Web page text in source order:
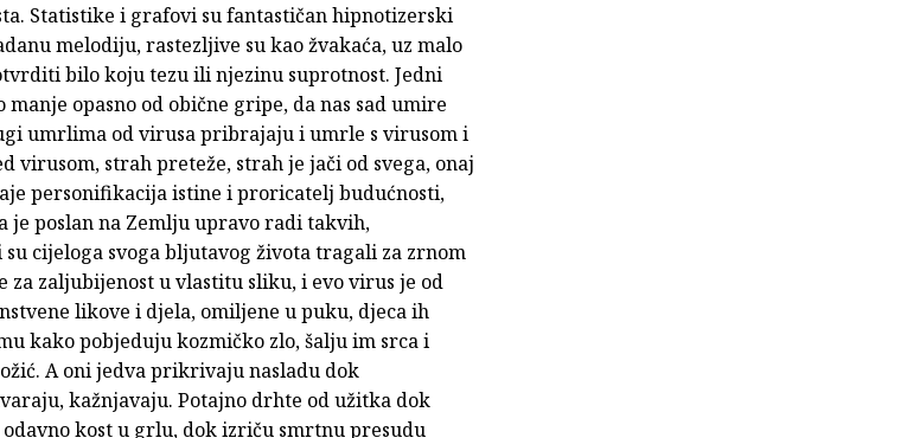
Statistike i grafovi su fantastičan hipnotizerski
melodiju, rastezljive su kao žvakaća, uz malo
bilo koju tezu ili njezinu suprotnost. Jedni
opasno od obične gripe, da nas sad umire
umrlima od virusa pribrajaju i umrle s virusom i
virusom, strah preteže, strah je jači od svega, onaj
personifikacija istine i proricatelj budućnosti,
je poslan na Zemlju upravo radi takvih,
cijeloga svoga bljutavog života tragali za zrnom
za zaljubijenost u vlastitu sliku, i evo virus je od
likove i djela, omiljene u puku, djeca ih
kako pobjeduju kozmičko zlo, šalju im srca i
A oni jedva prikrivaju nasladu dok
kažnjavaju. Potajno drhte od užitka dok
kost u grlu, dok izriču smrtnu presudu